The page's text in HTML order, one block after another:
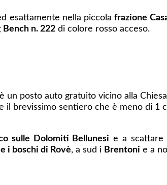
esattamente nella piccolafrazione
Bench n. 222 di colore rosso acceso.
un posto auto gratuito vicino alla
il brevissimo sentiero che è meno di 1
sulle Dolomiti Bellunesi e a scattare
i boschi di Rovè, a sud i Brentoni e a